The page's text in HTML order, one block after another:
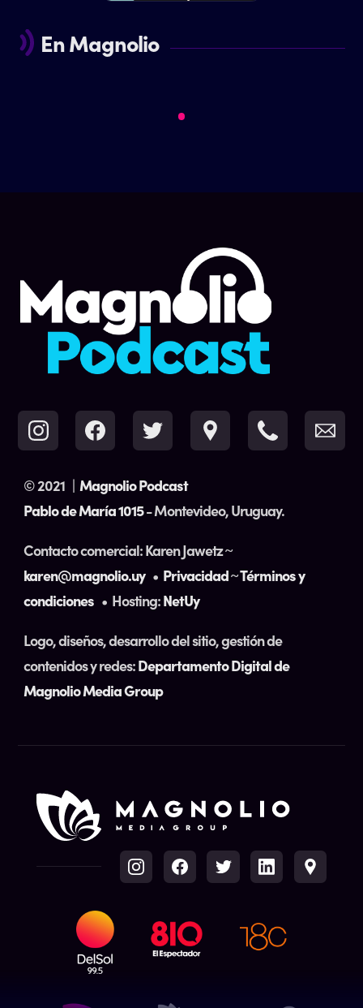
En Magnolio
© 2021 |Magnolio Podcast
Pablo de María 1015- Montevideo, Uruguay.
Contacto comercial: Karen Jawetz ~
karen@magnolio.uy• Privacidad~Términos y
condiciones • Hosting:NetUy
Logo, diseños, desarrollo del sitio, gestión de
contenidos y redes:Departamento Digital de
Magnolio Media Group